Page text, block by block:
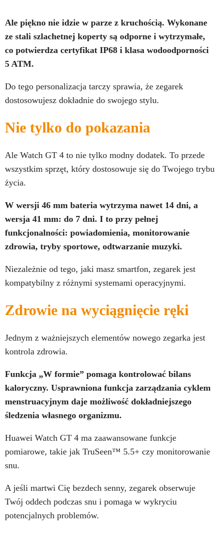
Ale piękno nie idzie w parze z kruchością. Wykonane
ze stali szlachetnej koperty są odporne i wytrzymałe,
co potwierdza certyfikat IP68 i klasa wodoodporności
5 ATM.
Do tego personalizacja tarczy sprawia, że zegarek
dostosowujesz dokładnie do swojego stylu.
Nie tylko do pokazania
Ale Watch GT 4 to nie tylko modny dodatek. To przede
wszystkim sprzęt, który dostosowuje się do Twojego trybu
życia.
W wersji 46 mm bateria wytrzyma nawet 14 dni, a
wersja 41 mm: do 7 dni. I to przy pełnej
funkcjonalności: powiadomienia, monitorowanie
zdrowia, tryby sportowe, odtwarzanie muzyki.
Niezależnie od tego, jaki masz smartfon, zegarek jest
kompatybilny z różnymi systemami operacyjnymi.
Zdrowie na wyciągnięcie ręki
Jednym z ważniejszych elementów nowego zegarka jest
kontrola zdrowia.
Funkcja „W formie” pomaga kontrolować bilans
kaloryczny. Usprawniona funkcja zarządzania cyklem
menstruacyjnym daje możliwość dokładniejszego
śledzenia własnego organizmu.
Huawei Watch GT 4 ma zaawansowane funkcje
pomiarowe, takie jak TruSeen™ 5.5+ czy monitorowanie
snu.
A jeśli martwi Cię bezdech senny, zegarek obserwuje
Twój oddech podczas snu i pomaga w wykryciu
potencjalnych problemów.